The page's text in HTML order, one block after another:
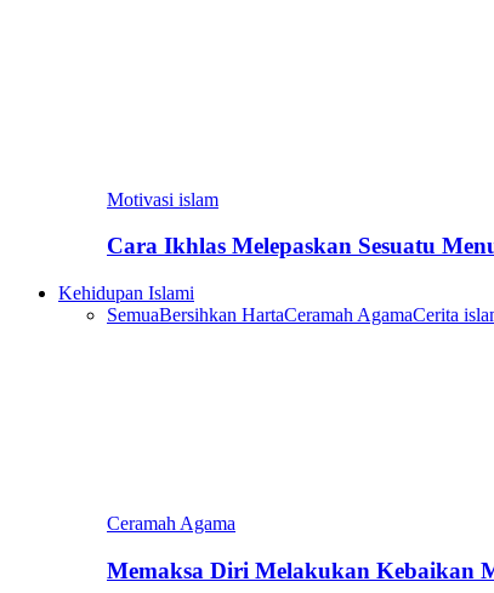
Motivasi islam
Cara Ikhlas Melepaskan Sesuatu
Kehidupan Islami
SemuaBersihkan HartaCeramah AgamaCerita
Ceramah Agama
Memaksa Diri Melakukan Kebaikan